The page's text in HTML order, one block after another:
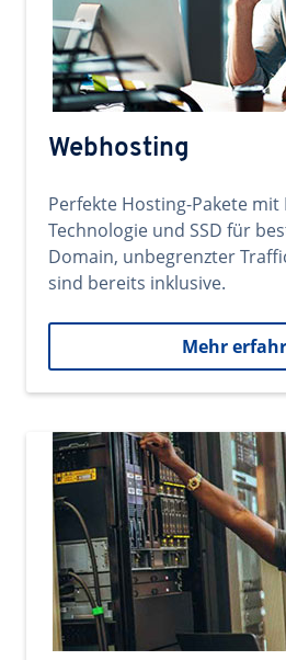
Webhosting
Perfekte Hosting-Pakete mit
Technologie und SSD für
Domain, unbegrenzter
sind bereits inklusive.
Mehr